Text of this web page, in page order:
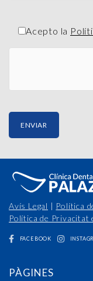
Acepto la
Avís Legal | Política
Política de Privacitat
FACEBOOK
PÀGINES